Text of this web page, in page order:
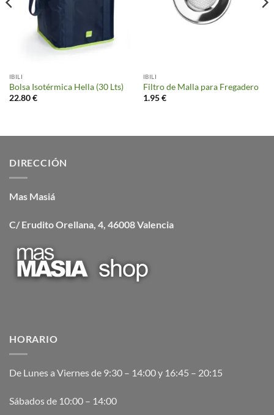
IBILI
Bolsa Isotérmica Hella (30 Lts)
22.80€
IBILI
Filtro de Malla para Fregadero
1.95€
DIRECCIÓN
Mas Masiá
C/ Erudito Orellana, 4, 46008 Valencia
HORARIO
De Lunes a Viernes de 9:30 – 14:00 y 16:45 – 20:15
Sábados de 10:00 – 14:00